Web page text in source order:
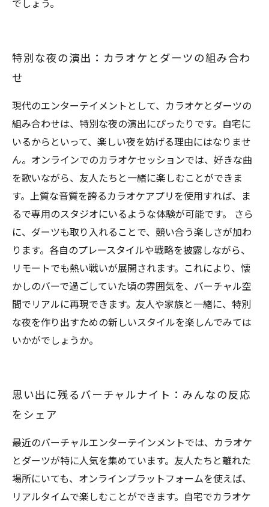
でしょう。
特別な夜の演出：カラオケとダーツの組み合わ
せ
現代のエンターテイメントとして、カラオケとダーツの
組み合わせは、特別な夜の演出にぴったりです。自宅に
いるからといって、楽しい夜を妨げる理由にはなりませ
ん。オンラインでのカラオケセッションでは、好きな曲
を歌いながら、友人たちと一緒に楽しむことができま
す。上質な音質を誇るカラオケアプリを使用すれば、ま
るで専用のスタジオにいるような体験が可能です。 さら
に、ダーツも取り入れることで、競い合う楽しさが加わ
ります。各自のプレースタイルや戦略を披露しながら、
リモートでも熱い戦いが展開されます。これにより、懐
かしのバーで過ごしていた頃の雰囲気を、バーチャル空
間でリアルに再現できます。友人や家族と一緒に、特別
な夜を作り出すための新しいスタイルを楽しんでみては
いかがでしょうか。
思い出に残るバーチャルナイト：みんなの反応
をシェア
最近のバーチャルエンターテインメントでは、カラオケ
とダーツが特に人気を集めています。友人たちと離れた
場所にいても、オンラインプラットフォームを使えば、
リアルタイムで楽しむことができます。自宅でカラオケ